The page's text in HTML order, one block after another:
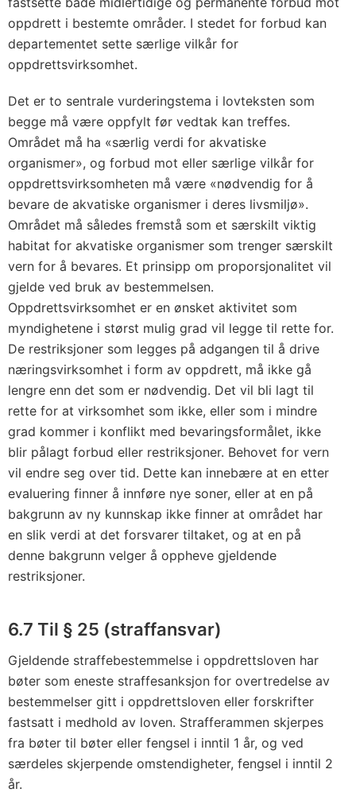
oppdrett i bestemte områder. I stedet for forbud kan
departementet sette særlige vilkår for
oppdrettsvirksomhet.
Det er to sentrale vurderingstema i lovteksten som
begge må være oppfylt før vedtak kan treffes.
Området må ha «særlig verdi for akvatiske
organismer», og forbud mot eller særlige vilkår for
oppdrettsvirksomheten må være «nødvendig for å
bevare de akvatiske organismer i deres livsmiljø».
Området må således fremstå som et særskilt viktig
habitat for akvatiske organismer som trenger særskilt
vern for å bevares. Et prinsipp om proporsjonalitet vil
gjelde ved bruk av bestemmelsen.
Oppdrettsvirksomhet er en ønsket aktivitet som
myndighetene i størst mulig grad vil legge til rette for.
De restriksjoner som legges på adgangen til å drive
næringsvirksomhet i form av oppdrett, må ikke gå
lengre enn det som er nødvendig. Det vil bli lagt til
rette for at virksomhet som ikke, eller som i mindre
grad kommer i konflikt med bevaringsformålet, ikke
blir pålagt forbud eller restriksjoner. Behovet for vern
vil endre seg over tid. Dette kan innebære at en etter
evaluering finner å innføre nye soner, eller at en på
bakgrunn av ny kunnskap ikke finner at området har
en slik verdi at det forsvarer tiltaket, og at en på
denne bakgrunn velger å oppheve gjeldende
restriksjoner.
6.7 Til § 25 (straffansvar)
Gjeldende straffebestemmelse i oppdrettsloven har
bøter som eneste straffesanksjon for overtredelse av
bestemmelser gitt i oppdrettsloven eller forskrifter
fastsatt i medhold av loven. Strafferammen skjerpes
fra bøter til bøter eller fengsel i inntil 1 år, og ved
særdeles skjerpende omstendigheter, fengsel i inntil 2
år.